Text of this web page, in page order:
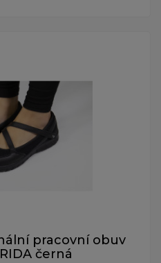
pracovní obuv
černá